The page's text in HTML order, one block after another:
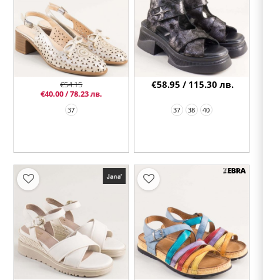
37
€54.15
€40.00 / 78.23 лв.
37 38 40
€58.95 / 115.30 лв.